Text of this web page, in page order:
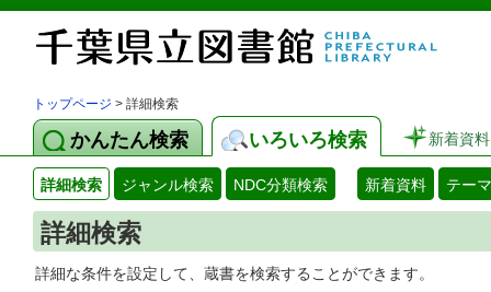
トップページ > 詳細検索
かんたん検索 いろいろ検索 新着資料
詳細検索 ジャンル検索 NDC分類検索 新着資料 テー
詳細検索
詳細な条件を設定して、蔵書を検索することができます。